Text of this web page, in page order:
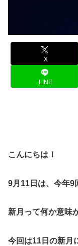
X
LINE
こんにちは！
9月11日は、今年9
新月って何か意味
今回は11日の新月